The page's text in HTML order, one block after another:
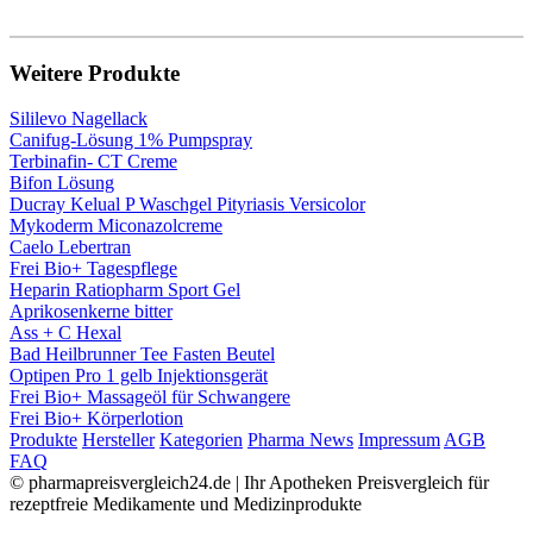
Weitere Produkte
Sililevo Nagellack
Canifug-Lösung 1% Pumpspray
Terbinafin- CT Creme
Bifon Lösung
Ducray Kelual P Waschgel Pityriasis Versicolor
Mykoderm Miconazolcreme
Caelo Lebertran
Frei Bio+ Tagespflege
Heparin Ratiopharm Sport Gel
Aprikosenkerne bitter
Ass + C Hexal
Bad Heilbrunner Tee Fasten Beutel
Optipen Pro 1 gelb Injektionsgerät
Frei Bio+ Massageöl für Schwangere
Frei Bio+ Körperlotion
Produkte Hersteller Kategorien Pharma News Impressum AGB
FAQ
© pharmapreisvergleich24.de | Ihr Apotheken Preisvergleich für
rezeptfreie Medikamente und Medizinprodukte